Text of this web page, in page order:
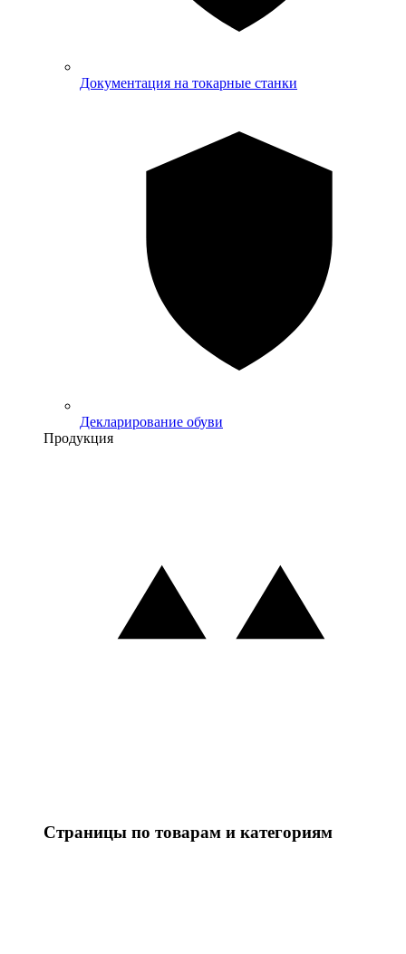
Документация на токарные станки
Декларирование обуви
Продукция
Страницы по товарам и категориям